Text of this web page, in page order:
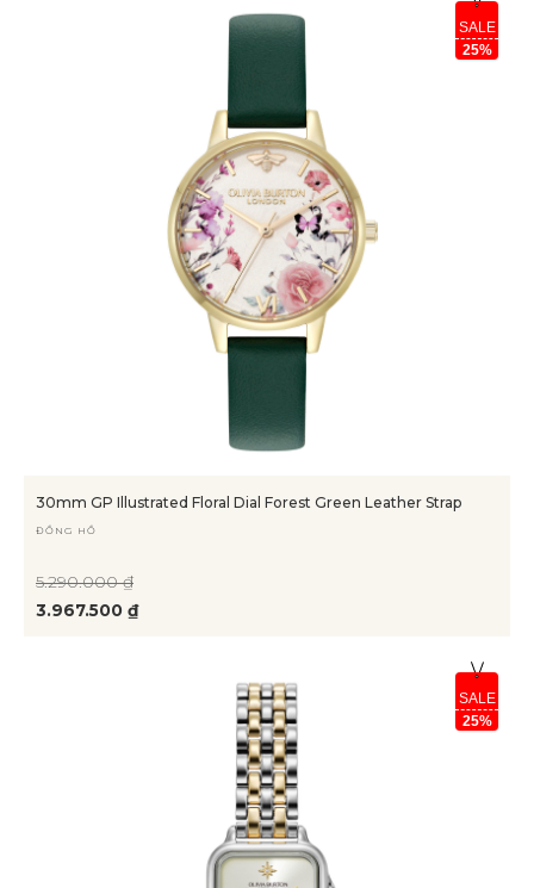
SALE
25%
30mm GP Illustrated Floral Dial Forest Green Leather Strap
ĐỒNG HỒ
3.967.500 ₫
5.290.000 ₫
SALE
25%